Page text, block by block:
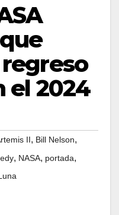
el 2024
II, Bill Nelson,
, NASA, portada,